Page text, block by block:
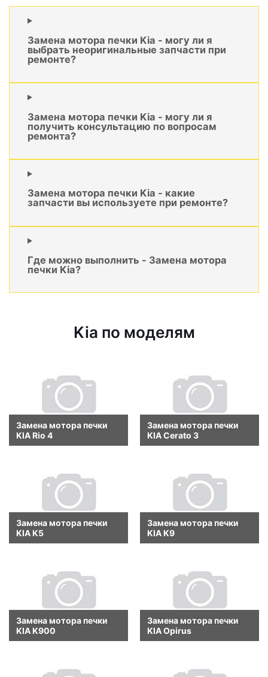
Замена мотора печки Kia - могу ли я
выбрать неоригинальные запчасти при
ремонте?
Замена мотора печки Kia - могу ли я
получить консультацию по вопросам
ремонта?
Замена мотора печки Kia - какие
запчасти вы используете при ремонте?
Где можно выполнить - Замена мотора
печки Kia?
Kia по моделям
Замена мотора печки
KIA Rio 4
Замена мотора печки
KIA Cerato 3
Замена мотора печки
KIA K5
Замена мотора печки
KIA K9
Замена мотора печки
KIA K900
Замена мотора печки
KIA Opirus